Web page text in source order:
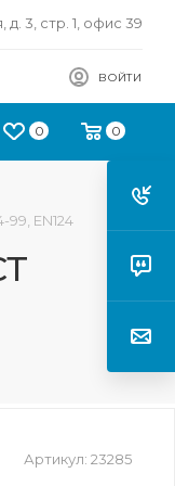
3, стр. 1, офис 39
ВОЙТИ
0 0
EN124
Артикул: 23285